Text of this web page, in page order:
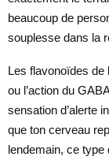
beaucoup de
souplesse dans la
Les flavonoïdes de
ou l’action du
sensation d’alerte
que ton cerveau
lendemain, ce type